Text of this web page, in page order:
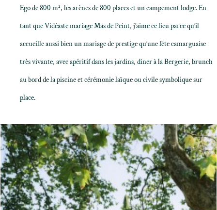
Ego de 800 m², les arènes de 800 places et un campement lodge. En
tant que Vidéaste mariage Mas de Peint, j’aime ce lieu parce qu’il
accueille aussi bien un mariage de prestige qu’une fête camarguaise
très vivante, avec apéritif dans les jardins, dîner à la Bergerie, brunch
au bord de la piscine et cérémonie laïque ou civile symbolique sur
place.